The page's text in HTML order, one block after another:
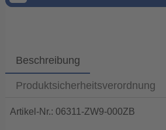
Beschreibung
Produktsicherheitsverordnung
Artikel-Nr.: 06311-ZW9-000ZB